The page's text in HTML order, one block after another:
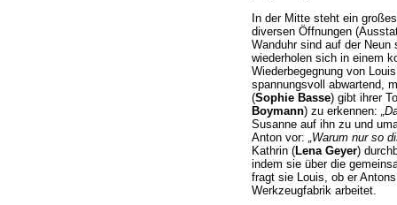
In der Mitte steht ein
diversen Öffnungen
Wanduhr sind auf der Neun
wiederholen sich in einem
Wiederbegegnung von
spannungsvoll abwartend,
(Sophie Basse) gibt ihrer
Boymann) zu erkennen:
Susanne auf ihn zu und
Anton vor: „Warum nur so
Kathrin (Lena Geyer)
indem sie über die
fragt sie Louis, ob er
Werkzeugfabrik arbeitet.